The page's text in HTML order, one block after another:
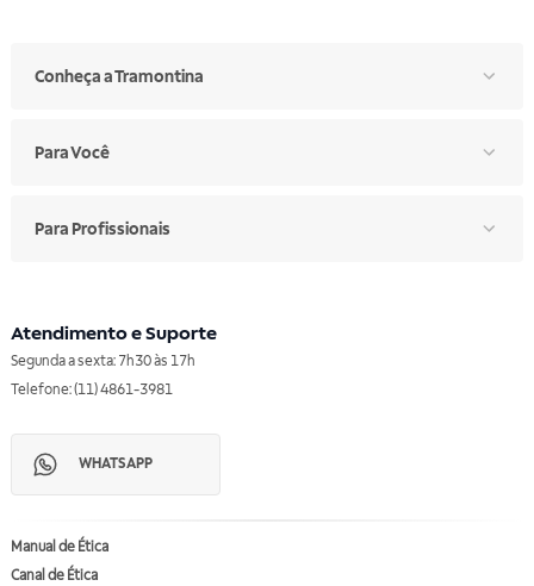
Conheça a Tramontina
Para Você
Para Profissionais
Atendimento e Suporte
Segunda a sexta: 7h30 às 17h
Telefone: (11) 4861-3981
WHATSAPP
Manual de Ética
Canal de Ética